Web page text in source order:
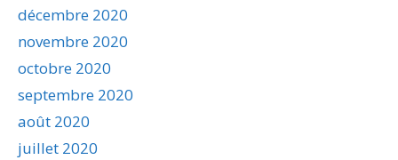
décembre 2020
novembre 2020
octobre 2020
septembre 2020
août 2020
juillet 2020